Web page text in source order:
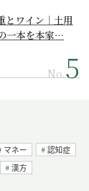
とワイン｜土用
一本を本家…
No.
マネー
認知症
漢方